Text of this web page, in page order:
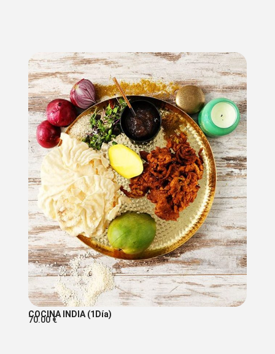
COCINA INDIA (1Día)
70.00€